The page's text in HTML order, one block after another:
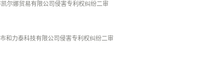
尔娜贸易有限公司侵害专利权纠纷二审
和力泰科技有限公司侵害专利权纠纷二审